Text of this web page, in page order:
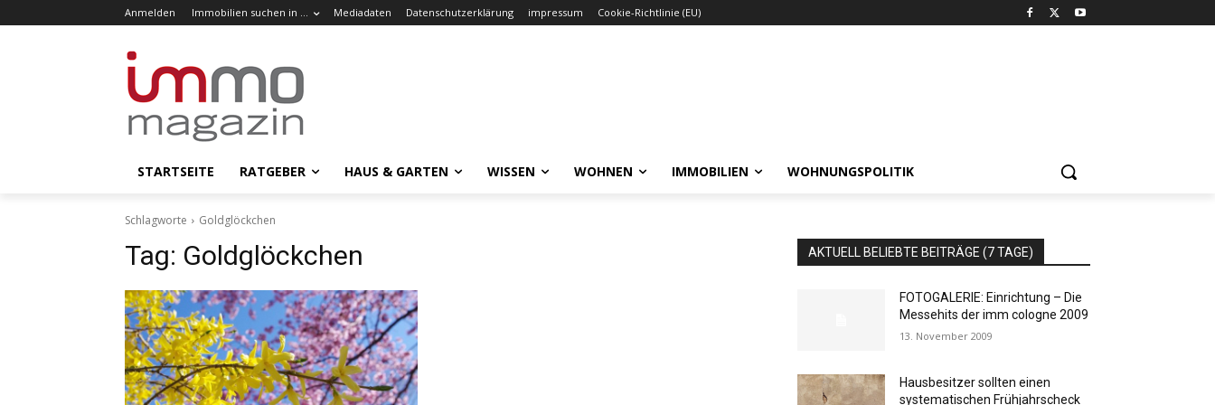
Anmelden Immobilien suchen in … Mediadaten Datenschutzerklärung impressum Cookie-Richtlinie (EU)
STARTSEITE RATGEBER HAUS & GARTEN WISSEN WOHNEN IMMOBILIEN WOHNUNGSPOLITIK
Schlagworte Goldglöckchen
Tag: Goldglöckchen AKTUELL BELIEBTE BEITRÄGE (7 TAGE)
FOTOGALERIE: Einrichtung – Die
Messehits der imm cologne 2009
13. November 2009
Hausbesitzer sollten einen
systematischen Frühjahrscheck